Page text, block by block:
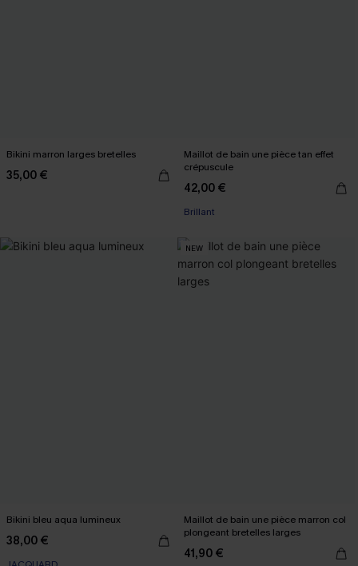
Bikini marron larges bretelles
35,00 €
Maillot de bain une pièce tan effet
crépuscule
42,00 €
Brillant
Bikini bleu aqua lumineux
38,00 €
NEW
Maillot de bain une pièce marron col
plongeant bretelles larges
41,90 €